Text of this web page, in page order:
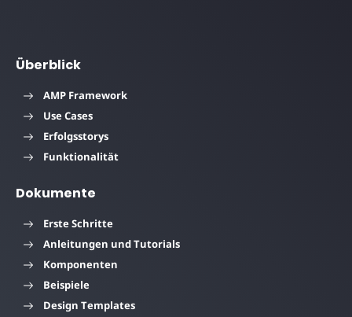
Überblick
AMP Framework
Use Cases
Erfolgsstorys
Funktionalität
Dokumente
Erste Schritte
Anleitungen und Tutorials
Komponenten
Beispiele
Design Templates